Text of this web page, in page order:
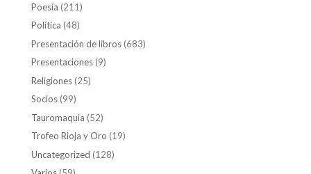
Poesía (211)
Política (48)
Presentación de libros(683)
Presentaciones(9)
Religiones(25)
Socios(99)
Tauromaquia (52)
Trofeo Rioja y Oro (19)
Uncategorized (128)